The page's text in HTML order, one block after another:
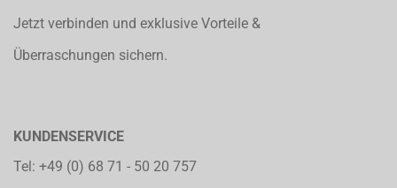
Jetzt verbinden und exklusive Vorteile &
Überraschungen sichern.
KUNDENSERVICE
Tel: +49 (0) 68 71 - 50 20 757